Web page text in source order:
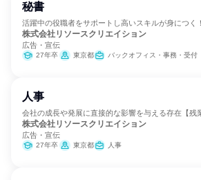
秘書
活躍中の役職者をサポートし高いスキルが身につく
株式会社リソースクリエイション
広告・宣伝
27年卒 東京都 バックオフィス・事務・受付
人事
会社の成長や発展に直接的な影響を与える存在【残
株式会社リソースクリエイション
広告・宣伝
27年卒 東京都 人事